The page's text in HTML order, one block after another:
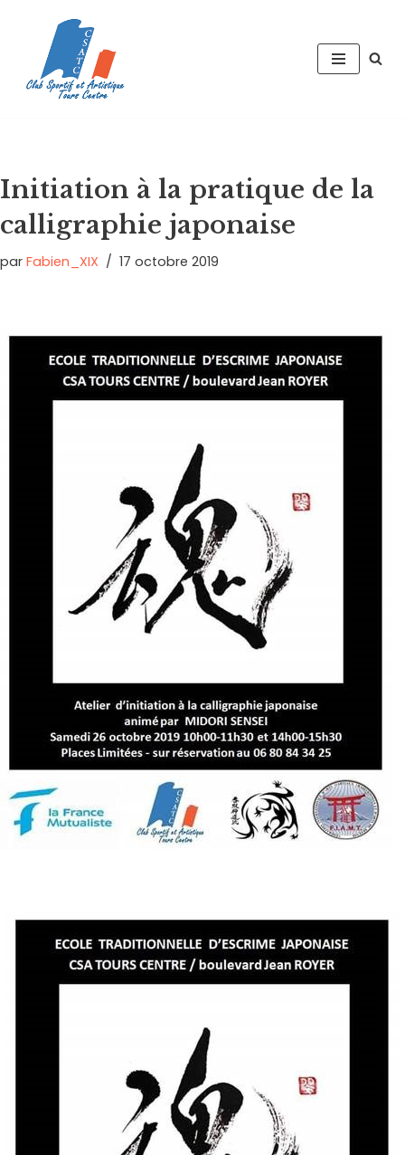
contenu
Initiation à la pratique de la
calligraphie japonaise
par Fabien_XIX 17 octobre 2019